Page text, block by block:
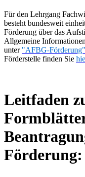
Für den Lehrgang
besteht bundesweit
Förderung über das
Allgemeine
unter "AFBG-Förderung"
Förderstelle finden Sie
Leitfaden
Förderung: